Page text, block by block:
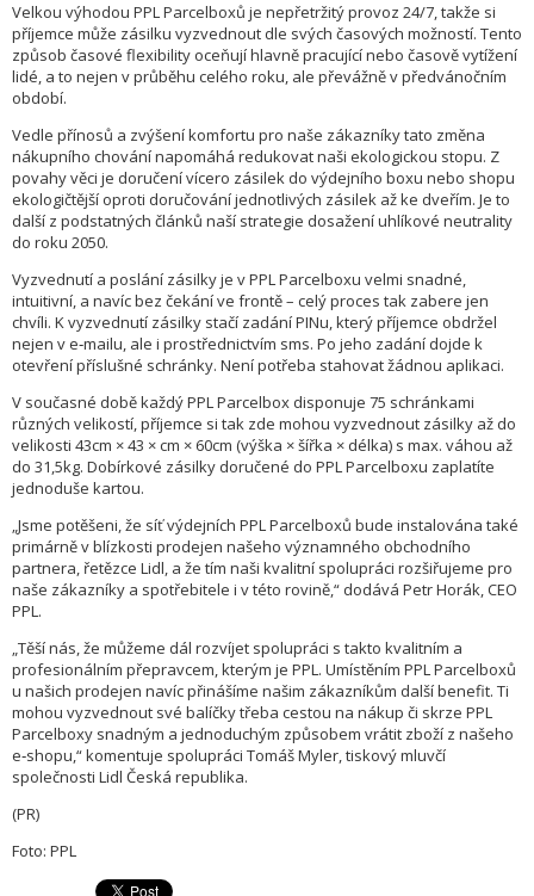
Velkou výhodou PPL Parcelboxů je nepřetržitý provoz 24/7, takže si
příjemce může zásilku vyzvednout dle svých časových možností. Tento
způsob časové flexibility oceňují hlavně pracující nebo časově vytížení
lidé, a to nejen v průběhu celého roku, ale převážně v předvánočním
období.
Vedle přínosů a zvýšení komfortu pro naše zákazníky tato změna
nákupního chování napomáhá redukovat naši ekologickou stopu. Z
povahy věci je doručení vícero zásilek do výdejního boxu nebo shopu
ekologičtější oproti doručování jednotlivých zásilek až ke dveřím. Je to
další z podstatných článků naší strategie dosažení uhlíkové neutrality
do roku 2050.
Vyzvednutí a poslání zásilky je v PPL Parcelboxu velmi snadné,
intuitivní, a navíc bez čekání ve frontě – celý proces tak zabere jen
chvíli. K vyzvednutí zásilky stačí zadání PINu, který příjemce obdržel
nejen v e‑mailu, ale i prostřednictvím sms. Po jeho zadání dojde k
otevření příslušné schránky. Není potřeba stahovat žádnou aplikaci.
V současné době každý PPL Parcelbox disponuje 75 schránkami
různých velikostí, příjemce si tak zde mohou vyzvednout zásilky až do
velikosti 43cm × 43 × cm × 60cm (výška × šířka × délka) s max. váhou až
do 31,5kg. Dobírkové zásilky doručené do PPL Parcelboxu zaplatíte
jednoduše kartou.
„Jsme potěšeni, že síť výdejních PPL Parcelboxů bude instalována také
primárně v blízkosti prodejen našeho významného obchodního
partnera, řetězce Lidl, a že tím naši kvalitní spolupráci rozšiřujeme pro
naše zákazníky a spotřebitele i v této rovině,“ dodává Petr Horák, CEO
PPL.
„Těší nás, že můžeme dál rozvíjet spolupráci s takto kvalitním a
profesionálním přepravcem, kterým je PPL. Umístěním PPL Parcelboxů
u našich prodejen navíc přinášíme našim zákazníkům další benefit. Ti
mohou vyzvednout své balíčky třeba cestou na nákup či skrze PPL
Parcelboxy snadným a jednoduchým způsobem vrátit zboží z našeho
e‑shopu,“ komentuje spolupráci Tomáš Myler, tiskový mluvčí
společnosti Lidl Česká republika.
(PR)
Foto: PPL